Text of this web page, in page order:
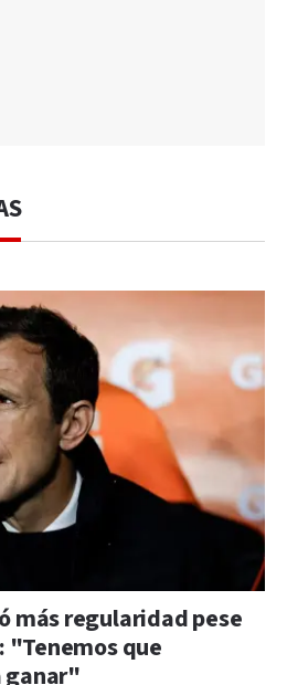
más regularidad pese
"Tenemos que
ganar"